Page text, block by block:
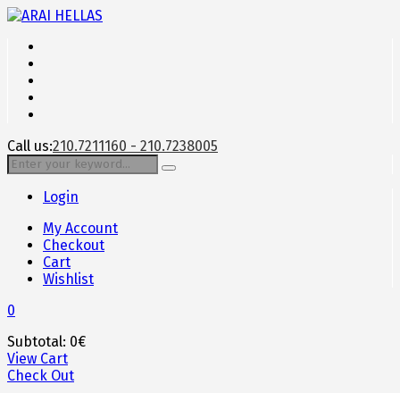
Call us:210.7211160 - 210.7238005
Login
My Account
Checkout
Cart
Wishlist
0
Subtotal: 0€
View Cart
Check Out